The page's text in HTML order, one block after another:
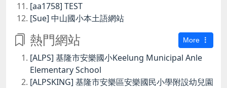
[aa1758] TEST
[Sue] 中山國小本土語網站
熱門網站 More
[ALPS] 基隆市安樂國小Keelung Municipal Anle
Elementary School
[ALPSKING] 基隆市安樂區安樂國民小學附設幼兒園